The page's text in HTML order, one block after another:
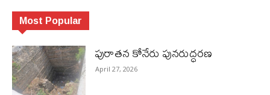
Most Popular
పురాత‌న కోనేరు పున‌రుద్ధ‌ర‌ణ
April 27, 2026